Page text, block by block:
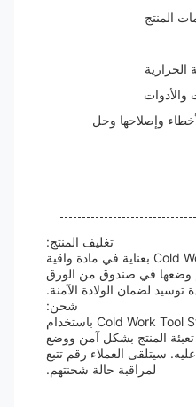
وحل
تغليف المنتج:
يتم تعبئة منتج Cold Work Tool Steel بعناية في مادة واقية
في صندوق من الورق
لضمان الولادة الآمنة.
شحن:
يتم شحن طلبات منتج Cold Work Tool Steel باستخدام
المنتج بشكل آمن ووضع
العملاء رقم تتبع
لمراقبة حالة شحنتهم.